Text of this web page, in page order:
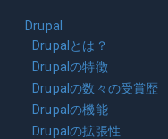
navigation
Drupal
Drupalとは？
Drupalの特徴
Drupalの数々の受賞歴
Drupalの機能
Drupalの拡張性